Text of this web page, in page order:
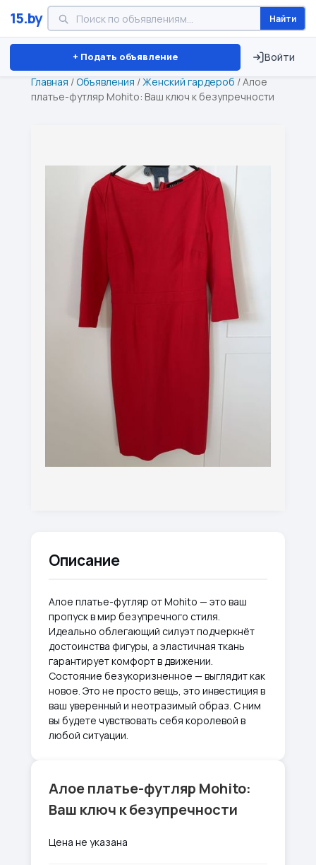
15.by Найти
+ Подать объявление Войти
Минск Витебск Брест ⏱ ТОЛЬКО 15 ДНЕЙ
Главная /Объявления /Женский гардероб /Алое
платье-футляр Mohito: Ваш ключ к безупречности
Описание
Алое платье-футляр от Mohito — это ваш
пропуск в мир безупречного стиля.
Идеально облегающий силуэт подчеркнёт
достоинства фигуры, а эластичная ткань
гарантирует комфорт в движении.
Состояние безукоризненное — выглядит как
новое. Это не просто вещь, это инвестиция в
ваш уверенный и неотразимый образ. С ним
вы будете чувствовать себя королевой в
любой ситуации.
Алое платье-футляр Mohito:
Ваш ключ к безупречности
Цена не указана